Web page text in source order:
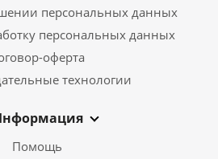
персональных данных
персональных данных
оферта
технологии
Помощь